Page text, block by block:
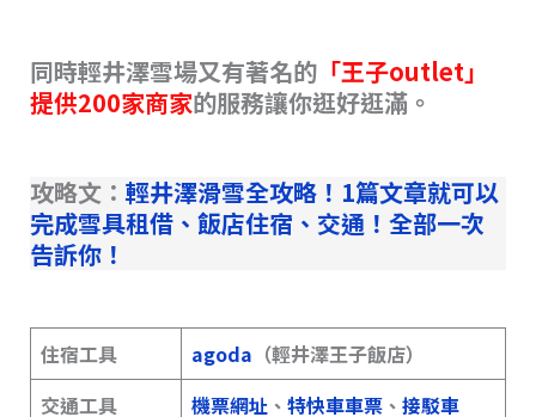
同時輕井澤雪場又有著名的「王子outlet」
提供200家商家的服務讓你逛好逛滿。
攻略文： 輕井澤滑雪全攻略！1篇文章就可以
完成雪具租借、飯店住宿、交通！全部一次
告訴你！
住宿工具 agoda （輕井澤王子飯店）
交通工具
機票網址、 特快車車票、 接駁車